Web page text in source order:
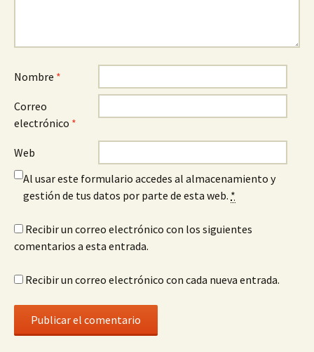
Nombre *
Correo
electrónico *
Web
Al usar este formulario accedes al almacenamiento y
gestión de tus datos por parte de esta web. *
Recibir un correo electrónico con los siguientes
comentarios a esta entrada.
Recibir un correo electrónico con cada nueva entrada.